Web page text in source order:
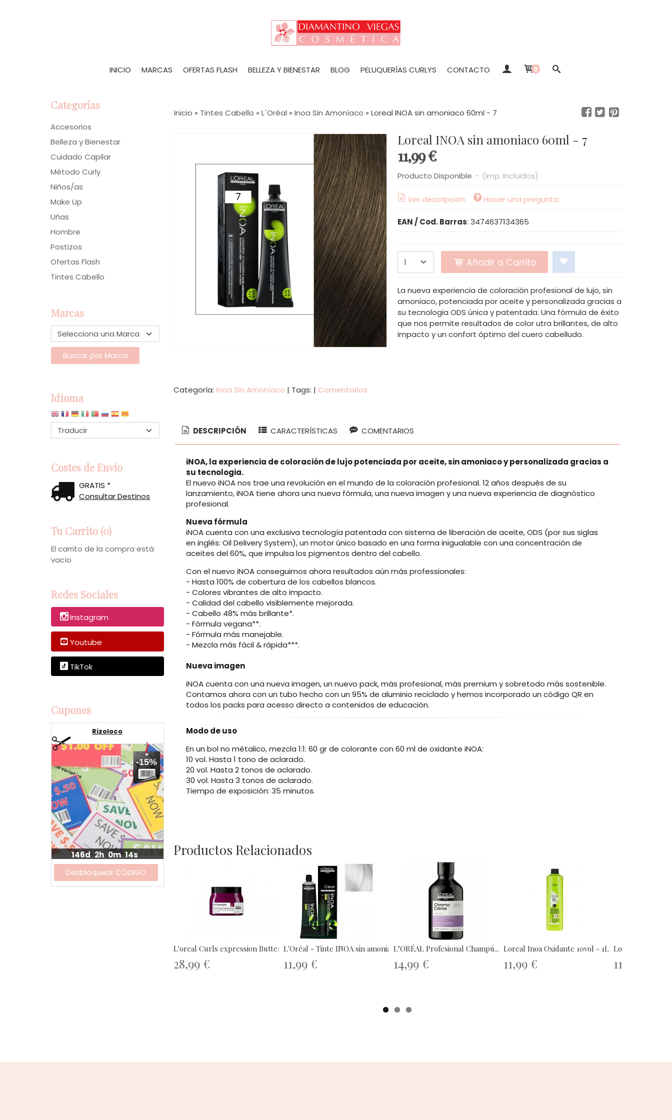
INICIO MARCAS OFERTAS FLASH BELLEZA Y BIENESTAR BLOG PELUQUERÍAS CURLYS CONTACTO 0
Categorías
Accesorios
Belleza y Bienestar
Cuidado Capilar
Método Curly
Niños/as
Make Up
Uñas
Hombre
Postizos
Ofertas Flash
Tintes Cabello
Marcas
Idioma
Costes de Envío
GRATIS *
Consultar Destinos
Tu Carrito (0)
El carrito de la compra está
vacío
Redes Sociales
Instagram
Youtube
TikTok
Cupones
Rizoloco
-15%
146d 2h 0m 14s
Inicio » Tintes Cabello » L`Oréal » Inoa Sin Amoníaco » Loreal INOA sin amoniaco 60ml - 7
Loreal INOA sin amoniaco 60ml - 7
11,99 €
Producto Disponible - (Imp. Incluidos)
Ver descripción Hacer una pregunta
EAN / Cod. Barras: 3474637134365
Añadir a Carrito
La nueva experiencia de coloración profesional de lujo, sin
amoniaco, potenciada por aceite y personalizada gracias a
su tecnologia ODS única y patentada. Una fórmula de éxito
que nos permite resultados de color utra brillantes, de alto
impacto y un confort óptimo del cuero cabelludo.
Categoría: Inoa Sin Amoníaco | Tags: | Comentarios
DESCRIPCIÓN CARACTERÍSTICAS COMENTARIOS
iNOA, la experiencia de coloración de lujo potenciada por aceite, sin amoniaco y personalizada gracias a
su tecnologia.
El nuevo iNOA nos trae una revolución en el mundo de la coloración profesional. 12 años después de su
lanzamiento, iNOA tiene ahora una nueva fórmula, una nueva imagen y una nueva experiencia de diagnóstico
profesional.
Nueva fórmula
iNOA cuenta con una exclusiva tecnología patentada con sistema de liberación de aceite, ODS (por sus siglas
en inglés: Oil Delivery System), un motor único basado en una forma inigualable con una concentración de
aceites del 60%, que impulsa los pigmentos dentro del cabello.
Con el nuevo iNOA conseguimos ahora resultados aún más professionales:
- Hasta 100% de cobertura de los cabellos blancos.
- Colores vibrantes de alto impacto.
- Calidad del cabello visiblemente mejorada.
- Cabello 48% más brillante*.
- Fórmula vegana**.
- Fórmula más manejable.
- Mezcla más fácil & rápida***.
Nueva imagen
iNOA cuenta con una nueva imagen, un nuevo pack, más profesional, más premium y sobretodo más sostenible.
Contamos ahora con un tubo hecho con un 95% de aluminio reciclado y hemos incorporado un código QR en
todos los packs para acesso directo a contenidos de educación.
Modo de uso
En un bol no métalico, mezcla 1:1: 60 gr de colorante con 60 ml de oxidante iNOA:
10 vol. Hasta 1 tono de aclarado.
20 vol. Hasta 2 tonos de aclarado.
30 vol. Hasta 3 tonos de aclarado.
Tiempo de exposición: 35 minutos.
Productos Relacionados
L'oreal Curls expression Butter Masq...
28,99 €
L'Oréal - Tinte INOA sin amoniaco...
11,99 €
L’ORÉAL Profesional Champú...
14,99 €
Loreal Inoa Oxidante 10vol - 1L
11,99 €
Loreal INOA sin
11,99 €